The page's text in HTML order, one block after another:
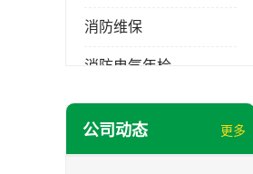
消防维保
消防电气年检
消防工程施工
公司动态 更多